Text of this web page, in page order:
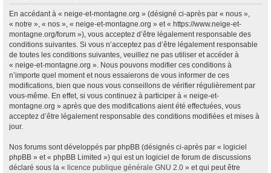
En accédant à « neige-et-montagne.org » (désigné ci-après par « nous »,
« notre », « nos », « neige-et-montagne.org » et « https://www.neige-et-
montagne.org/forum »), vous acceptez d’être légalement responsable des
conditions suivantes. Si vous n’acceptez pas d’être légalement responsable
de toutes les conditions suivantes, veuillez ne pas utiliser et accéder à
« neige-et-montagne.org ». Nous pouvons modifier ces conditions à
n’importe quel moment et nous essaierons de vous informer de ces
modifications, bien que nous vous conseillons de vérifier régulièrement par
vous-même. En effet, si vous continuez à participer à « neige-et-
montagne.org » après que des modifications aient été effectuées, vous
acceptez d’être légalement responsable des conditions modifiées et mises à
jour.
Nos forums sont développés par phpBB (désignés ci-après par « logiciel
phpBB » et « phpBB Limited ») qui est un logiciel de forum de discussions
déclaré sous la « licence publique générale GNU 2.0 » et qui peut être